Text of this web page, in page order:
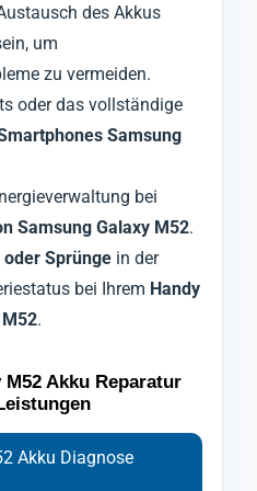
des Akkus
um
zu vermeiden.
oder das vollständige
Samsung
bei
Samsung Galaxy M52.
Sprünge in der
bei Ihrem Handy
.
Akku Reparatur
Akku Diagnose